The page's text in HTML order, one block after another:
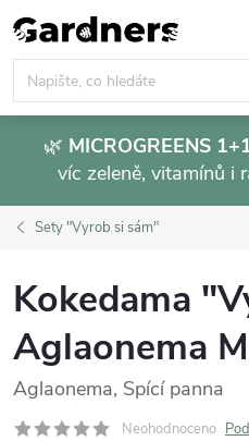
Přejít
na
obsah
🌿 MICROGREENS
víc zeleně, vitamínů i
Sety "Vyrob si sám"
Kokedama
Aglaonema
Aglaonema, Spící panna
Neohodnoceno